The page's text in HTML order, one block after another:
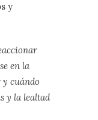
y
en la
cuándo
y la lealtad